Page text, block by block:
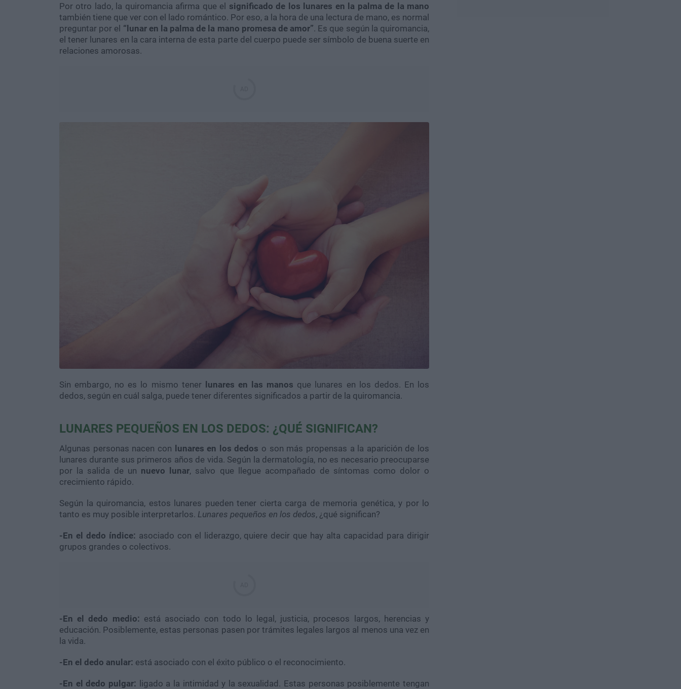
Por otro lado, la quiromancia afirma que el significado de los lunares en la palma de la mano
también tiene que ver con el lado romántico. Por eso, a la hora de una lectura de mano, es normal
preguntar por el “lunar en la palma de la mano promesa de amor”. Es que según la quiromancia,
el tener lunares en la cara interna de esta parte del cuerpo puede ser símbolo de buena suerte en
relaciones amorosas.
Sin embargo, no es lo mismo tener lunares en las manos que lunares en los dedos. En los
dedos, según en cuál salga, puede tener diferentes significados a partir de la quiromancia.
LUNARES PEQUEÑOS EN LOS DEDOS: ¿QUÉ SIGNIFICAN?
Algunas personas nacen con lunares en los dedos o son más propensas a la aparición de los
lunares durante sus primeros años de vida. Según la dermatología, no es necesario preocuparse
por la salida de un nuevo lunar, salvo que llegue acompañado de síntomas como dolor o
crecimiento rápido.
Según la quiromancia, estos lunares pueden tener cierta carga de memoria genética, y por lo
tanto es muy posible interpretarlos. Lunares pequeños en los dedos, ¿qué significan?
-En el dedo índice: asociado con el liderazgo, quiere decir que hay alta capacidad para dirigir
grupos grandes o colectivos.
-En el dedo medio: está asociado con todo lo legal, justicia, procesos largos, herencias y
educación. Posiblemente, estas personas pasen por trámites legales largos al menos una vez en
la vida.
-En el dedo anular: está asociado con el éxito público o el reconocimiento.
-En el dedo pulgar: ligado a la intimidad y la sexualidad. Estas personas posiblemente tengan